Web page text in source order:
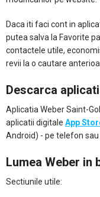
Daca iti faci cont in
putea salva la Favorite
contactele utile,
revii la o cautare
Descarca
Aplicatia Weber Saint-
aplicatii digitale App
Android) - pe telefon
Lumea Weber in
Sectiunile utile: